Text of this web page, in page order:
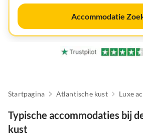
Accommodatie
Startpagina Atlantische kust Luxe
Typische accommodaties bij
kust